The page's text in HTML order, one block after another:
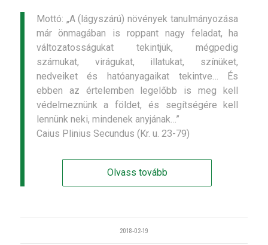
Mottó: „A (lágyszárú) növények tanulmányozása
már önmagában is roppant nagy feladat, ha
változatosságukat tekintjük, mégpedig
számukat, virágukat, illatukat, színüket,
nedveiket és hatóanyagaikat tekintve… És
ebben az értelemben legelőbb is meg kell
védelmeznünk a földet, és segítségére kell
lennünk neki, mindenek anyjának…”
Caius Plinius Secundus (Kr. u. 23-79)
Olvass tovább
2018-02-19